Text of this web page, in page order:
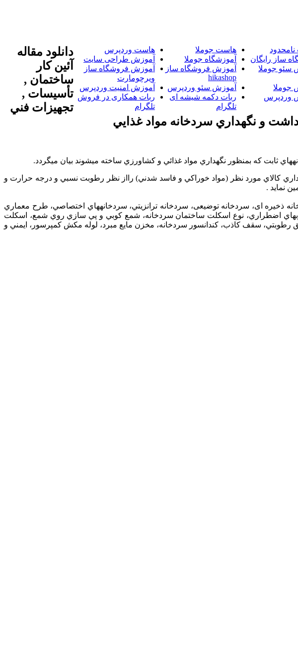
هاست جوملا
هاست وردپرس
ساز رایگان آموزشگاه جوملا
آموزش طراحی سایت
سئو جوملا
آموزش فروشگاه ساز
hikashop
آموزش فروشگاه ساز
ویرچومارت
جوملا آموزش سئو وردپرس
آموزش امنیت وردپرس
وردپرس
ربات دکمه شیشه ای
تلگرام
ربات همکاری در فروش
تلگرام
دانلود مقاله
آئين كار
ساختمان ,
تأسيسات ,
تجهيزات فني
و نگهداري سردخانه مواد غذايي
ثابت كه بمنظور نگهداري مواد غذائي و كشاورزي ساخته مي‏شوند بيان مي‏گردد.
كالاي مورد نظر (مواد خوراكي و فاسد شدني) رااز نظر رطوبت نسبي و درجه حرارت و
نمايد .
ذخیره ای، سردخانه توضیعی، سردخانه ترانزيتي، سردخانه‏هاي اختصاصي، طرح معماري
دربهاي اضطراري، نوع اسكلت ساختمان سردخانه، شمع كوبي و پي سازي روي شمع، اسكلت
رطوبتي، سقف كاذب، كندانسور سردخانه، مخزن مايع مبرد، لوله مكش كمپرسور، ايمني و